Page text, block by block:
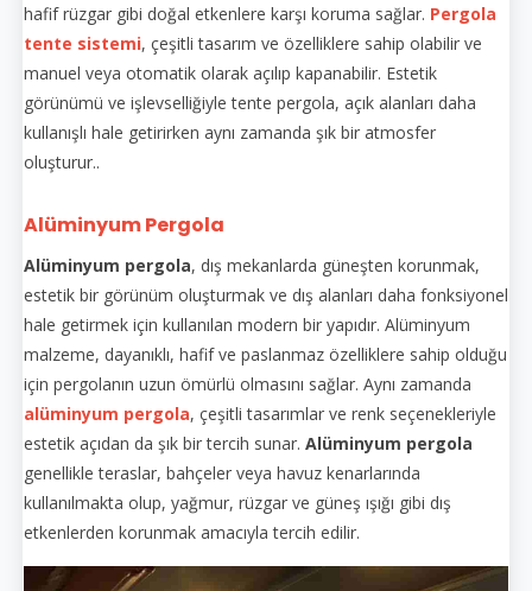
hafif rüzgar gibi doğal etkenlere karşı koruma sağlar. Pergola
tente sistemi, çeşitli tasarım ve özelliklere sahip olabilir ve
manuel veya otomatik olarak açılıp kapanabilir. Estetik
görünümü ve işlevselliğiyle tente pergola, açık alanları daha
kullanışlı hale getirirken aynı zamanda şık bir atmosfer
oluşturur..
Alüminyum Pergola
Alüminyum pergola, dış mekanlarda güneşten korunmak,
estetik bir görünüm oluşturmak ve dış alanları daha fonksiyonel
hale getirmek için kullanılan modern bir yapıdır. Alüminyum
malzeme, dayanıklı, hafif ve paslanmaz özelliklere sahip olduğu
için pergolanın uzun ömürlü olmasını sağlar. Aynı zamanda
alüminyum pergola, çeşitli tasarımlar ve renk seçenekleriyle
estetik açıdan da şık bir tercih sunar. Alüminyum pergola
genellikle teraslar, bahçeler veya havuz kenarlarında
kullanılmakta olup, yağmur, rüzgar ve güneş ışığı gibi dış
etkenlerden korunmak amacıyla tercih edilir.